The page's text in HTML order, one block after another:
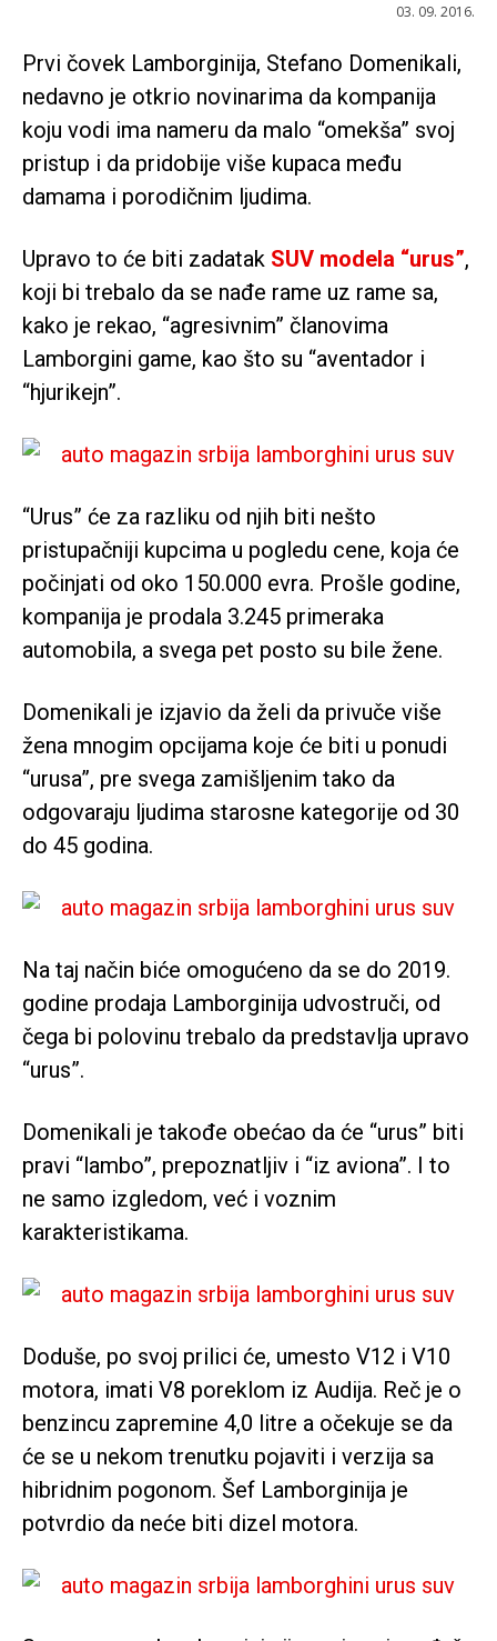
03. 09. 2016.
Prvi čovek Lamborginija, Stefano Domenikali,
nedavno je otkrio novinarima da kompanija
koju vodi ima nameru da malo “omekša” svoj
pristup i da pridobije više kupaca među
damama i porodičnim ljudima.
Upravo to će biti zadatak SUV modela “urus”,
koji bi trebalo da se nađe rame uz rame sa,
kako je rekao, “agresivnim” članovima
Lamborgini game, kao što su “aventador i
“hjurikejn”.
“Urus” će za razliku od njih biti nešto
pristupačniji kupcima u pogledu cene, koja će
počinjati od oko 150.000 evra. Prošle godine,
kompanija je prodala 3.245 primeraka
automobila, a svega pet posto su bile žene.
Domenikali je izjavio da želi da privuče više
žena mnogim opcijama koje će biti u ponudi
“urusa”, pre svega zamišljenim tako da
odgovaraju ljudima starosne kategorije od 30
do 45 godina.
Na taj način biće omogućeno da se do 2019.
godine prodaja Lamborginija udvostruči, od
čega bi polovinu trebalo da predstavlja upravo
“urus”.
Domenikali je takođe obećao da će “urus” biti
pravi “lambo”, prepoznatljiv i “iz aviona”. I to
ne samo izgledom, već i voznim
karakteristikama.
Doduše, po svoj prilici će, umesto V12 i V10
motora, imati V8 poreklom iz Audija. Reč je o
benzincu zapremine 4,0 litre a očekuje se da
će se u nekom trenutku pojaviti i verzija sa
hibridnim pogonom. Šef Lamborginija je
potvrdio da neće biti dizel motora.